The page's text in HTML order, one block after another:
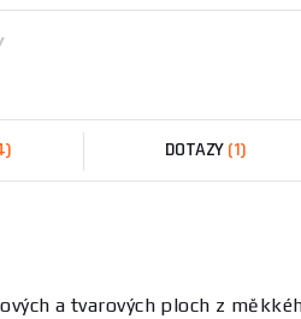
DOTAZY (1)
a tvarových ploch z